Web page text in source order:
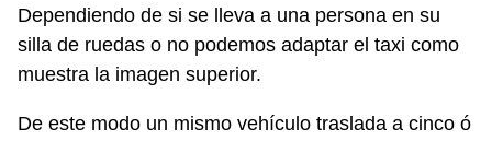
Dependiendo de si se lleva a una persona en su
silla de ruedas o no podemos adaptar el taxi como
muestra la imagen superior.
De este modo un mismo vehículo traslada a cinco ó